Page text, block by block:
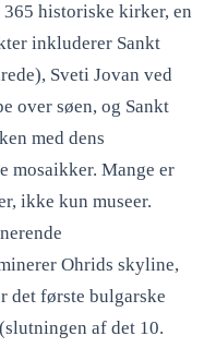
historiske kirker, en
inkluderer Sankt
Sveti Jovan ved
over søen, og Sankt
med dens
mosaikker. Mange er
ikke kun museer.
Ohrids skyline,
det første bulgarske
af det 10.